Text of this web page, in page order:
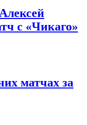
с «Чикаго»
матчах за